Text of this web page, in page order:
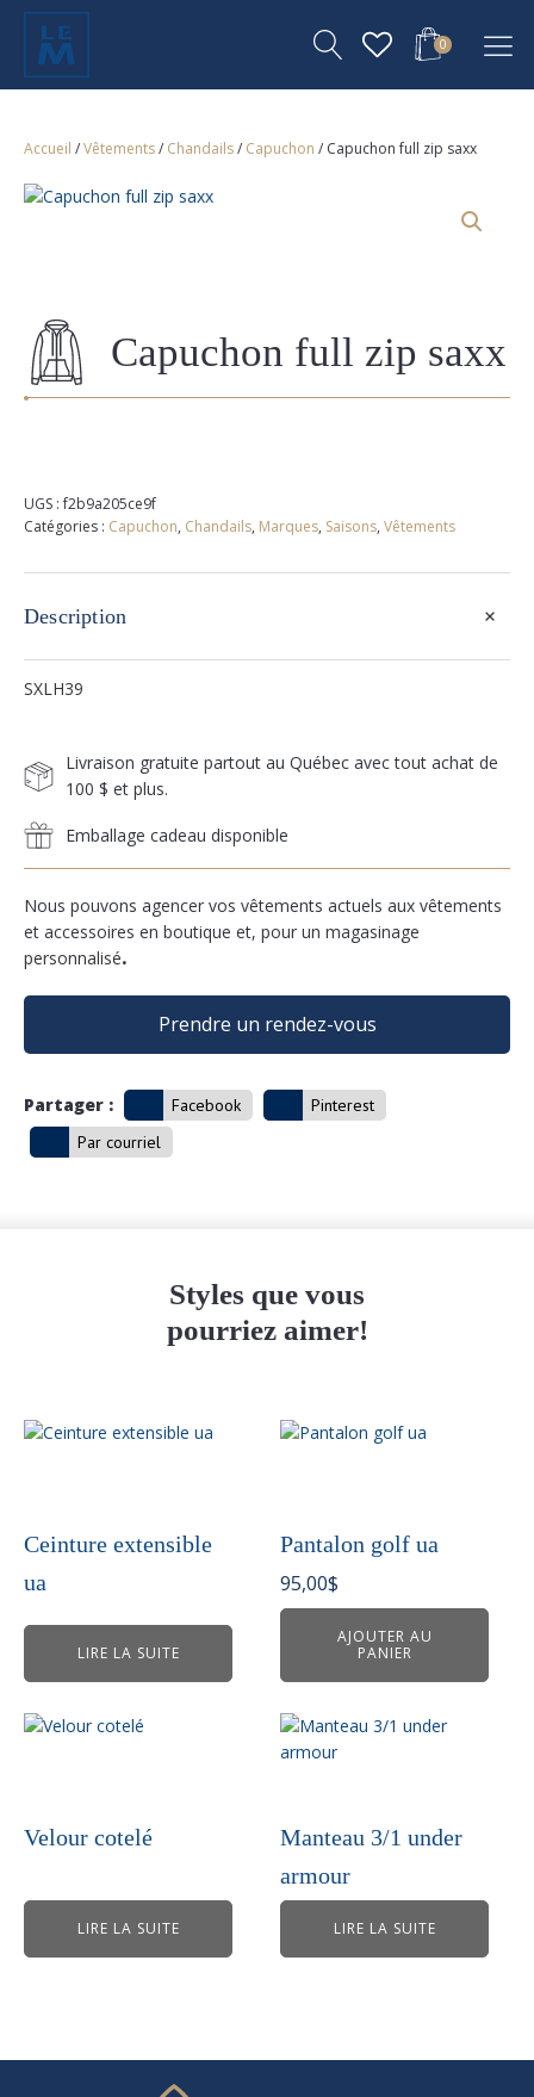
0
Accueil /Vêtements/ Chandails/ Capuchon / Capuchon full zip saxx
Capuchon full zip saxx
UGS :f2b9a205ce9f
Catégories : Capuchon, Chandails, Marques, Saisons, Vêtements
Description +
SXLH39
Livraison gratuite partout au Québec avec tout achat de
100 $ et plus.
Emballage cadeau disponible
Nous pouvons agencer vos vêtements actuels aux vêtements
et accessoires en boutique et, pour un magasinage
personnalisé.
Prendre un rendez-vous
Partager : Facebook
Pinterest
Par courriel
Styles que vous
pourriez aimer!
Ceinture extensible
ua
LIRE LA SUITE
Pantalon golf ua
95,00$
AJOUTER AU
PANIER
Velour cotelé
LIRE LA SUITE
Manteau 3/1 under
armour
LIRE LA SUITE